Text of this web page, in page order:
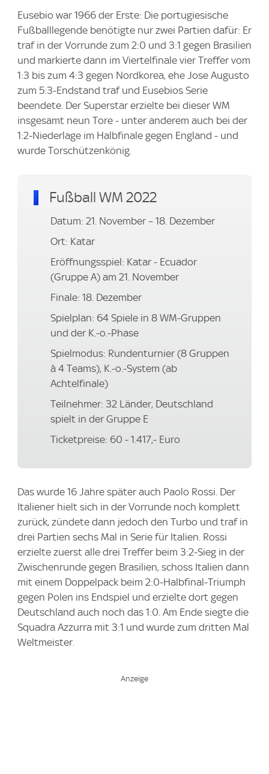
Eusebio war 1966 der Erste: Die portugiesische
Fußballlegende benötigte nur zwei Partien dafür: Er
traf in der Vorrunde zum 2:0 und 3:1 gegen Brasilien
und markierte dann im Viertelfinale vier Treffer vom
1:3 bis zum 4:3 gegen Nordkorea, ehe Jose Augusto
zum 5:3-Endstand traf und Eusebios Serie
beendete. Der Superstar erzielte bei dieser WM
insgesamt neun Tore - unter anderem auch bei der
1:2-Niederlage im Halbfinale gegen England - und
wurde Torschützenkönig.
Fußball WM 2022
Datum: 21. November – 18. Dezember
Ort: Katar
Eröffnungsspiel: Katar - Ecuador
(Gruppe A) am 21. November
Finale: 18. Dezember
Spielplan: 64 Spiele in 8 WM-Gruppen
und der K.-o.-Phase
Spielmodus: Rundenturnier (8 Gruppen
à 4 Teams), K.-o.-System (ab
Achtelfinale)
Teilnehmer: 32 Länder, Deutschland
spielt in der Gruppe E
Ticketpreise: 60 - 1.417,- Euro
Das wurde 16 Jahre später auch Paolo Rossi. Der
Italiener hielt sich in der Vorrunde noch komplett
zurück, zündete dann jedoch den Turbo und traf in
drei Partien sechs Mal in Serie für Italien. Rossi
erzielte zuerst alle drei Treffer beim 3:2-Sieg in der
Zwischenrunde gegen Brasilien, schoss Italien dann
mit einem Doppelpack beim 2:0-Halbfinal-Triumph
gegen Polen ins Endspiel und erzielte dort gegen
Deutschland auch noch das 1:0. Am Ende siegte die
Squadra Azzurra mit 3:1 und wurde zum dritten Mal
Weltmeister.